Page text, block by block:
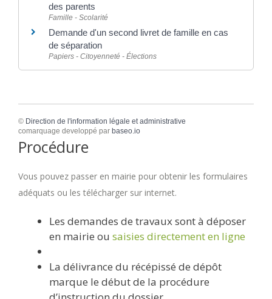
des parents
Famille - Scolarité
Demande d'un second livret de famille en cas
de séparation
Papiers - Citoyenneté - Élections
© Direction de l'information légale et administrative
comarquage developpé par baseo.io
Procédure
Vous pouvez passer en mairie pour obtenir les formulaires
adéquats ou les télécharger sur internet.
Les demandes de travaux sont à déposer
en mairie ou saisies directement en ligne
La délivrance du récépissé de dépôt
marque le début de la procédure